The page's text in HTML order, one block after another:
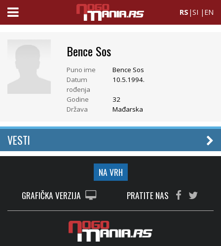
RS |SI | EN
Bence Sos
Puno ime
Bence Sos
Datum
rođenja
10.5.1994.
Godine
32
Država
Mađarska
VESTI
NA VRH
GRAFIČKA VERZIJA
PRATITE NAS